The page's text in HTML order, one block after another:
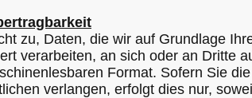
zu, Daten, die wir auf Grundlage
verarbeiten, an sich oder an Dritte
Format. Sofern Sie
verlangen, erfolgt dies nur,